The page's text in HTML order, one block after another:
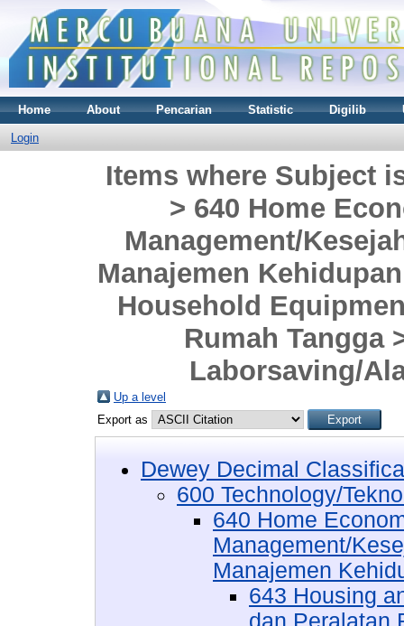
Home About Pencarian Statistic Digilib
Login
Items where Subject
> 640 Home
Management/
Manajemen
Household
Rumah Tangga
Laborsaving/
Up a level
Export as
Dewey Decimal
600 Technology/
640 Home
Management/
Manajemen
643 Housing